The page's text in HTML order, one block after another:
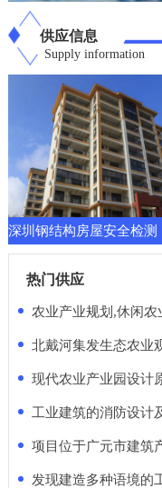
供应信息
Supply information
热门供应
农业产业规划,休闲
北戴河集发生态农业
现代农业产业园设计
工业建筑的消防设计
项目位于广元市建筑
发现建造多种语境的工